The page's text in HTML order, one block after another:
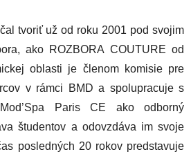
tvoriť už od roku 2001 pod svojim
ako ROZBORA COUTURE od
oblasti je členom komisie pre
v rámci BMD a spolupracuje s
Paris CE ako odborný
študentov a odovzdáva im svoje
posledných 20 rokov predstavuje